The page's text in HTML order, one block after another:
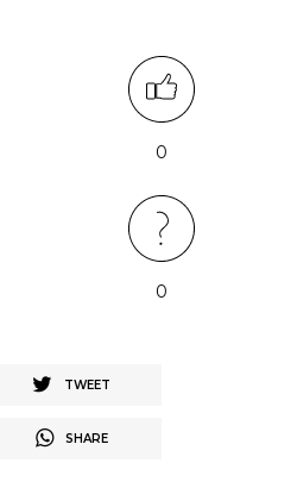
0
0
TWEET
SHARE